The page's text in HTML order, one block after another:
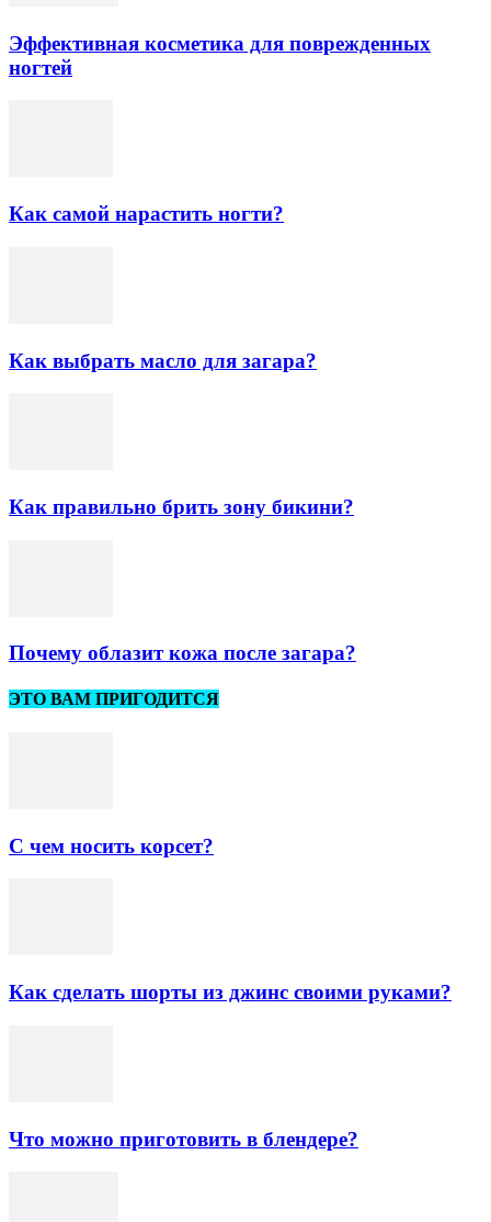
Эффективная косметика для поврежденных
ногтей
Как самой нарастить ногти?
Как выбрать масло для загара?
Как правильно брить зону бикини?
Почему облазит кожа после загара?
ЭТО ВАМ ПРИГОДИТСЯ
С чем носить корсет?
Как сделать шорты из джинс своими руками?
Что можно приготовить в блендере?